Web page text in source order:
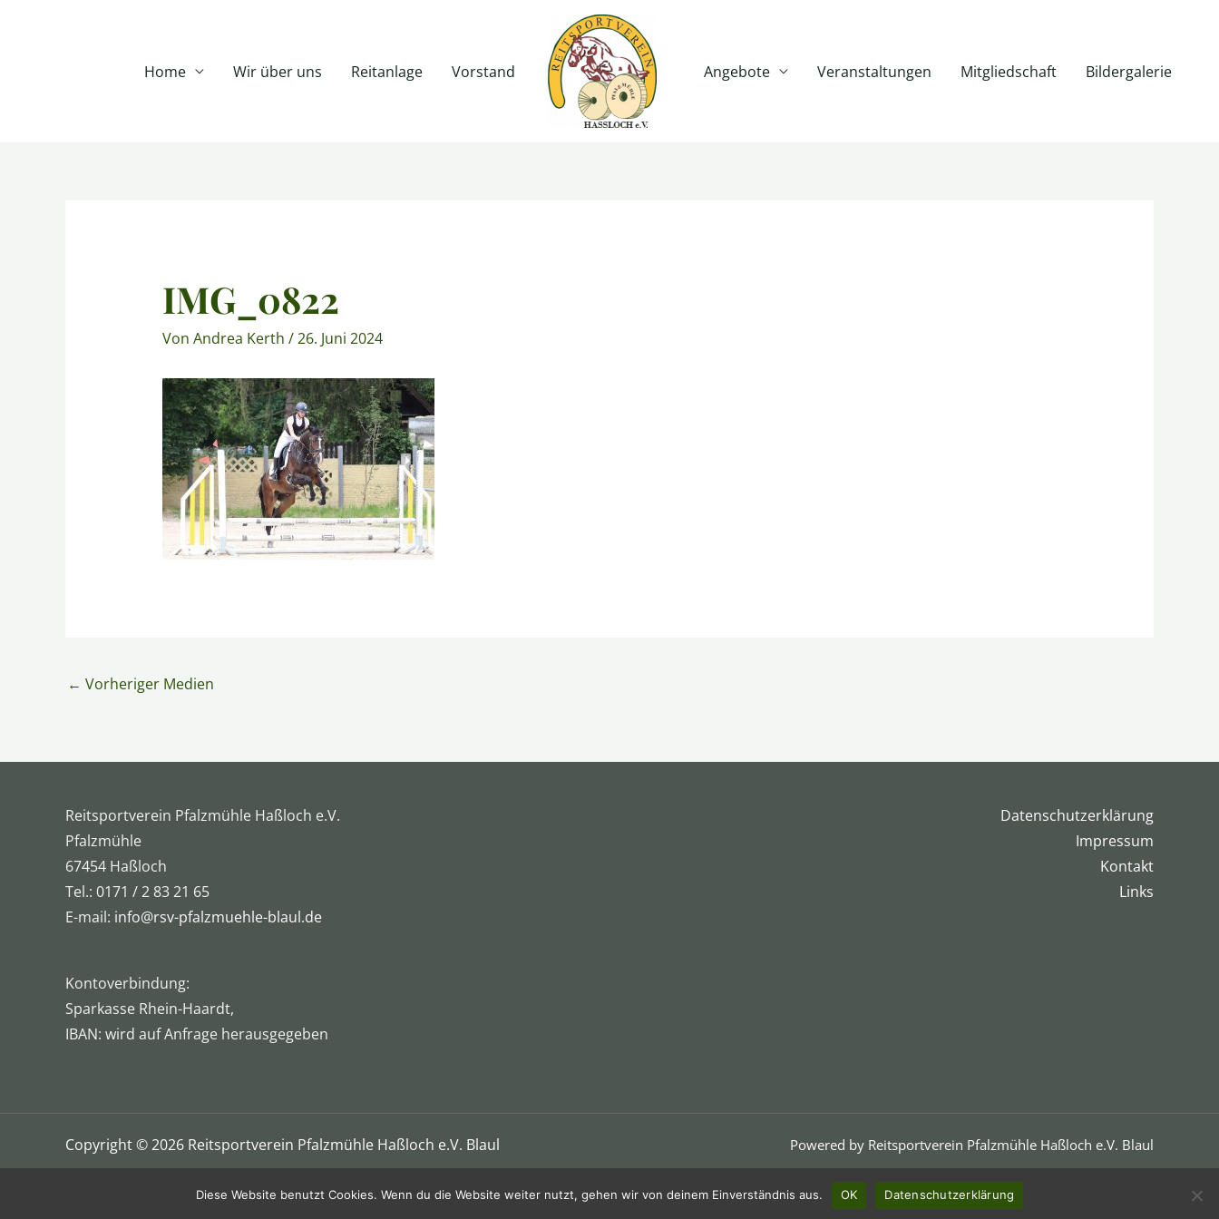
Home Wir über uns Reitanlage Vorstand Angebote Veranstaltungen Mitgliedschaft Bildergalerie
IMG_0822
Von Andrea Kerth /26. Juni 2024
← Vorheriger Medien
Reitsportverein Pfalzmühle Haßloch e.V.
Pfalzmühle
67454 Haßloch
Tel.: 0171 / 2 83 21 65
E-mail: info@rsv-pfalzmuehle-blaul.de
Kontoverbindung:
Sparkasse Rhein-Haardt,
IBAN: wird auf Anfrage herausgegeben
Datenschutzerklärung
Impressum
Kontakt
Links
Copyright © 2026 Reitsportverein Pfalzmühle Haßloch e.V. Blaul Powered by Reitsportverein Pfalzmühle Haßloch e.V. Blaul
Diese Website benutzt Cookies. Wenn du die Website weiter nutzt, gehen wir von deinem Einverständnis aus. OK Datenschutzerklärung